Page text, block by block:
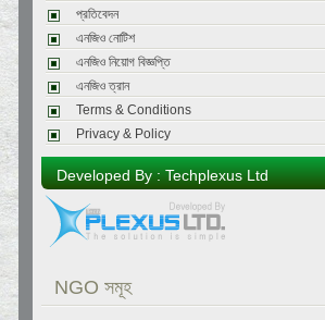
প্রতিবেদন
এনজিও নোটিশ
এনজিও নিয়োগ বিজ্ঞপ্তি
এনজিও ত্রান
Terms & Conditions
Privacy & Policy
Developed By : Techplexus Ltd
NGO সমূহ